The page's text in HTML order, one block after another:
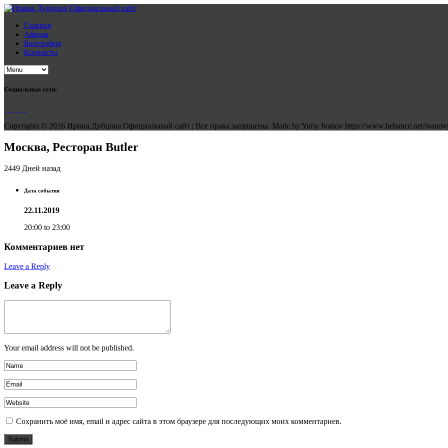
Главная
Афиша
Биография
Контакты
Социальные сети:
Copyrights © 2016 Ирина Дубцова Официальный сайт | Все права защищены. Made by Yuriy Ivanov https://www.behance.net/
Москва, Ресторан Butler
2449 Дней назад
Дата события
22.11.2019
20:00 to 23:00
Комментариев нет
Leave a Reply
Leave a Reply
Your email address will not be published.
Сохранить моё имя, email и адрес сайта в этом браузере для последующих моих комментариев.